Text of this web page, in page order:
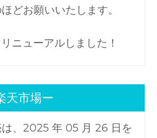
どお願いいたします。
ニューアルしました！
天市場ー
、2025 年 05 月 26 日を